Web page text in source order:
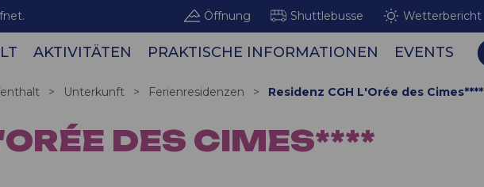
Öffnung Shuttlebusse Wetterbericht
AKTIVITÄTEN PRAKTISCHE INFORMATIONEN EVENTS
> Unterkunft > Ferienresidenzen > Residenz CGH L'Orée des Cimes****
DES CIMES****